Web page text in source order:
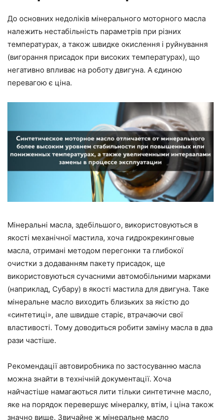
До основних недоліків мінерального моторного масла
належить нестабільність параметрів при різних
температурах, а також швидке окислення і руйнування
(вигорання присадок при високих температурах), що
негативно впливає на роботу двигуна. А єдиною
перевагою є ціна.
Мінеральні масла, здебільшого, використовуються в
якості механічної мастила, хоча гидрокрекинговые
масла, отримані методом перегонки та глибокої
очистки з додаванням пакету присадок, ще
використовуються сучасними автомобільними марками
(наприклад, Субару) в якості мастила для двигуна. Таке
мінеральне масло виходить близьких за якістю до
«синтетиці», але швидше старіє, втрачаючи свої
властивості. Тому доводиться робити заміну масла в два
рази частіше.
Рекомендації автовиробника по застосуванню масла
можна знайти в технічній документації. Хоча
найчастіше намагаються лити тільки синтетичне масло,
яке на порядок перевершує мінералку, втім, і ціна також
значно вище. Звичайне ж мінеральне масло